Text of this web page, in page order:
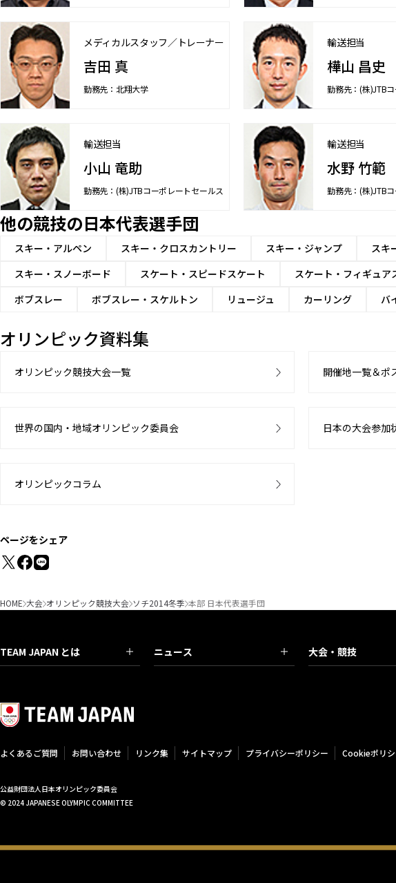
メディカルスタッフ／トレーナー
吉田 真
勤務先：北翔大学
輸送担当
樺山 昌史
勤務先：(株)JTB
輸送担当
小山 竜助
勤務先：(株)JTBコーポレートセールス
輸送担当
水野 竹範
勤務先：(株)JTB
他の競技の日本代表選手団
スキー・アルペン スキー・クロスカントリー スキー・ジャンプ スキ
スキー・スノーボード
スケート・スピードスケート スケート・フィギュア
ボブスレー
ボブスレー・スケルトン リュージュ カーリング バ
オリンピック資料集
オリンピック競技大会一覧 開催地一覧＆ポ
世界の国内・地域オリンピック委員会 日本の大会参加
オリンピックコラム
ページをシェア
HOME 大会 オリンピック競技大会 ソチ2014冬季 本部 日本代表選手団
TEAM JAPAN とは ニュース 大会・競技
よくあるご質問 お問い合わせ リンク集 サイトマップ プライバシーポリシー Cookieポリ
公益財団法人日本オリンピック委員会
© 2024 JAPANESE OLYMPIC COMMITTEE